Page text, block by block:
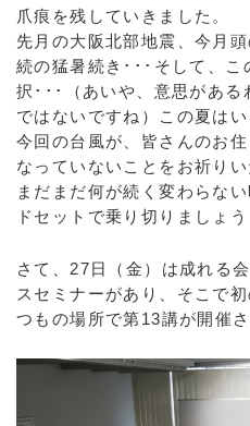
爪痕を残していきました。
先月の大阪北部地震、今月
続の猛暑続き･･･そして、こ
択･･･（あいや、意思がある
ではないですね）この夏は
今回の台風が、皆さんのお
なっていないことをお祈りい
まだまだ何が続く変わらな
ドセットで乗り切りましょう
さて、27日（金）は成れる
スセミナーがあり、そこで
つもの場所で第13講が開催さ